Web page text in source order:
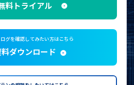
料トライアル
グを確認してみたい方はこちら
料ダウンロード